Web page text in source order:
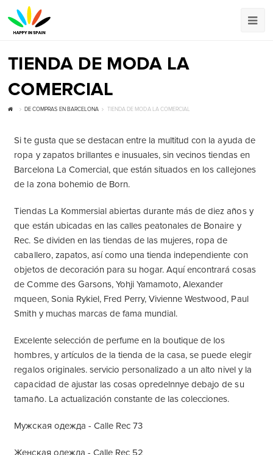
TIENDA DE MODA LA
COMERCIAL
DE COMPRAS EN BARCELONA TIENDA DE MODA LA COMERCIAL
Si te gusta que se destacan entre la multitud con la ayuda de
ropa y zapatos brillantes e inusuales, sin vecinos tiendas en
Barcelona La Comercial, que están situados en los callejones
de la zona bohemio de Born.
Tiendas La Kommersial abiertas durante más de diez años y
que están ubicadas en las calles peatonales de Bonaire y
Rec. Se dividen en las tiendas de las mujeres, ropa de
caballero, zapatos, así como una tienda independiente con
objetos de decoración para su hogar. Aquí encontrará cosas
de Comme des Garsons, Yohji Yamamoto, Alexander
mqueen, Sonia Rykiel, Fred Perry, Vivienne Westwood, Paul
Smith y muchas marcas de fama mundial.
Excelente selección de perfume en la boutique de los
hombres, y artículos de la tienda de la casa, se puede elegir
regalos originales. servicio personalizado a un alto nivel y la
capacidad de ajustar las cosas opredelnnye debajo de su
tamaño. La actualización constante de las colecciones.
Мужская одежда - Calle Rec 73
Женская одежда - Calle Rec 52